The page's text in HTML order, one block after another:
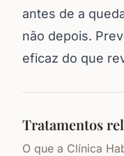
antes de a
não depois.
eficaz do que
Tratamentos
O que a Clínica